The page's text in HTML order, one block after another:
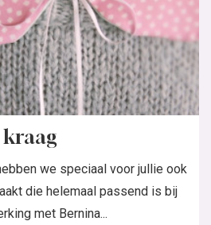
kraag
we speciaal voor jullie ook
die helemaal passend is bij
met Bernina...